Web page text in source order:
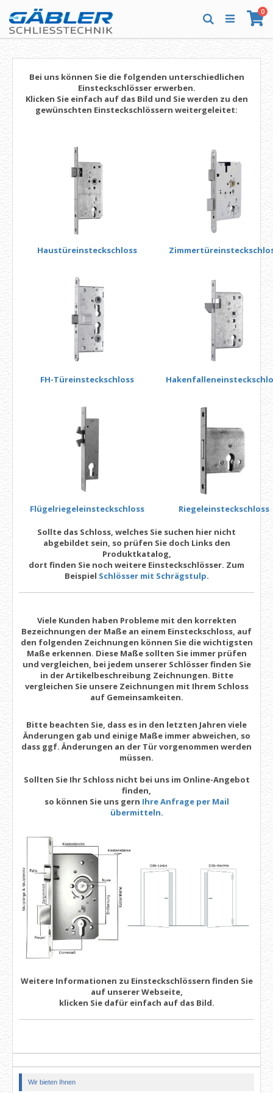
zum
Inhalt
0
Suche
Bei uns können Sie die folgenden unterschiedlichen
Einsteckschlösser erwerben.
Klicken Sie einfach auf das Bild und Sie werden zu den
gewünschten Einsteckschlössern weitergeleitet:
Haustüreinsteckschloss
FH-Türeinsteckschloss
Flügelriegeleinsteckschloss Riegeleinsteckschloss
Sollte das Schloss, welches Sie suchen hier nicht
abgebildet sein, so prüfen Sie doch Links den
Produktkatalog,
dort finden Sie noch weitere Einsteckschlösser. Zum
Beispiel Schlösser mit Schrägstulp.
Viele Kunden haben Probleme mit den korrekten
Bezeichnungen der Maße an einem Einsteckschloss, auf
den folgenden Zeichnungen können Sie die wichtigsten
Maße erkennen. Diese Maße sollten Sie immer prüfen
und vergleichen, bei jedem unserer Schlösser finden Sie
in der Artikelbeschreibung Zeichnungen. Bitte
vergleichen Sie unsere Zeichnungen mit Ihrem Schloss
auf Gemeinsamkeiten.
Bitte beachten Sie, dass es in den letzten Jahren viele
Änderungen gab und einige Maße immer abweichen, so
dass ggf. Änderungen an der Tür vorgenommen werden
müssen.
Sollten Sie Ihr Schloss nicht bei uns im Online-Angebot
finden,
so können Sie uns gern Ihre Anfrage per Mail
übermitteln.
Weitere Informationen zu Einsteckschlössern finden Sie
auf unserer Webseite,
klicken Sie dafür einfach auf das Bild.
Wir bieten Ihnen